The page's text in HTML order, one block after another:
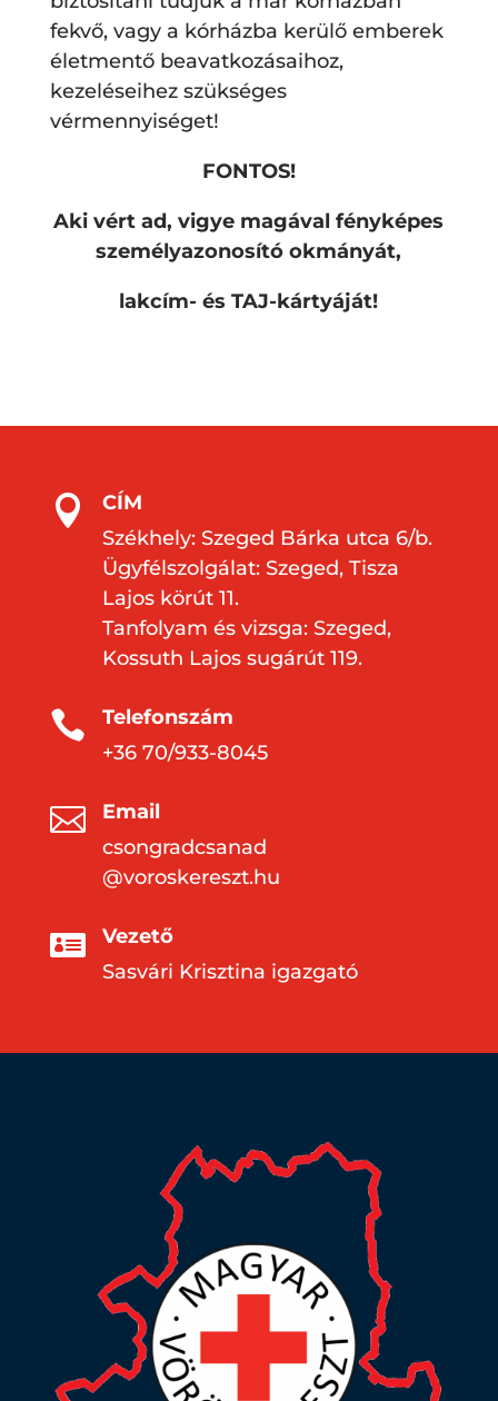
fekvő, vagy a kórházba kerülő emberek
életmentő beavatkozásaihoz,
kezeléseihez szükséges
vérmennyiséget!
FONTOS!
Aki vért ad, vigye magával fényképes
személyazonosító okmányát,
lakcím- és TAJ-kártyáját!

CÍM
Székhely: Szeged Bárka utca 6/b.
Ügyfélszolgálat: Szeged, Tisza
Lajos körút 11.
Tanfolyam és vizsga: Szeged,
Kossuth Lajos sugárút 119.

Telefonszám
+36 70/933-8045

Email
csongradcsanad
@voroskereszt.hu

Vezető
Sasvári Krisztina igazgató